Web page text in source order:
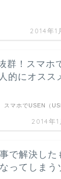
2014年1
群！スマホ
的にオスス
2014年1
スマホでUSEN（
で解決した
ってしまう